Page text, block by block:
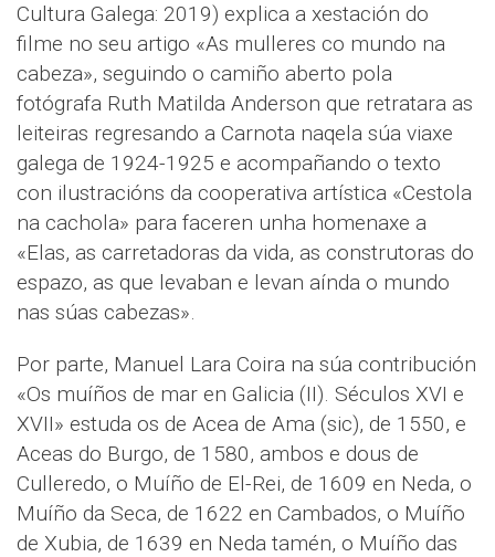
Cultura Galega: 2019) explica a xestación do
filme no seu artigo «As mulleres co mundo na
cabeza», seguindo o camiño aberto pola
fotógrafa Ruth Matilda Anderson que retratara as
leiteiras regresando a Carnota naqela súa viaxe
galega de 1924-1925 e acompañando o texto
con ilustracións da cooperativa artística «Cestola
na cachola» para faceren unha homenaxe a
«Elas, as carretadoras da vida, as construtoras do
espazo, as que levaban e levan aínda o mundo
nas súas cabezas».
Por parte, Manuel Lara Coira na súa contribución
«Os muíños de mar en Galicia (II). Séculos XVI e
XVII» estuda os de Acea de Ama (sic), de 1550, e
Aceas do Burgo, de 1580, ambos e dous de
Culleredo, o Muíño de El-Rei, de 1609 en Neda, o
Muíño da Seca, de 1622 en Cambados, o Muíño
de Xubia, de 1639 en Neda tamén, o Muíño das